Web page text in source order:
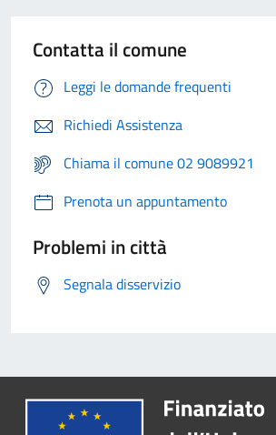
Contatta il comune
Leggi le domande frequenti
Richiedi Assistenza
Chiama il comune 02 9089921
Prenota un appuntamento
Problemi in città
Segnala disservizio